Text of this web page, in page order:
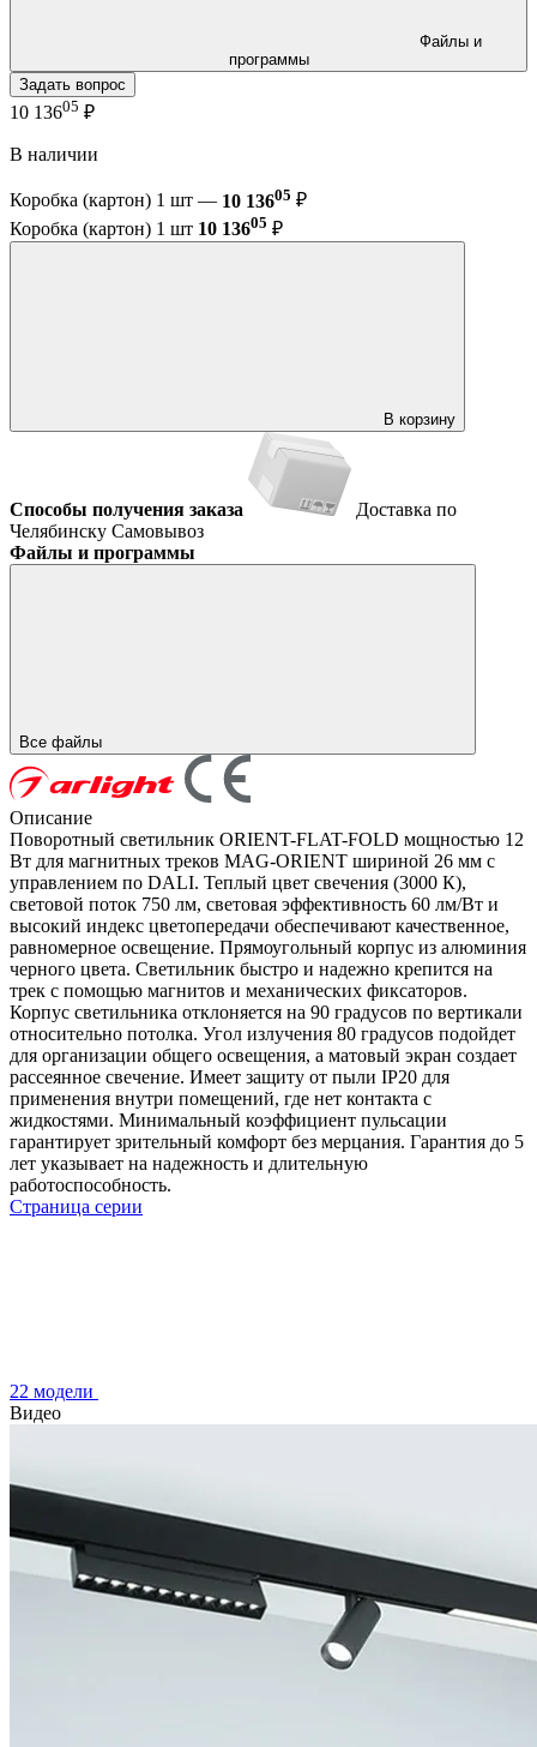
программы
Задать вопрос
10 13605 ₽
В наличии
Коробка (картон) 1 шт — 10 13605 ₽
Коробка (картон) 1 шт 10 13605 ₽
В корзину
Способы получения заказа
Доставка по
Челябинску Самовывоз
Файлы и программы
Все файлы
Описание
Поворотный светильник ORIENT-FLAT-FOLD мощностью 12
Вт для магнитных треков MAG-ORIENT шириной 26 мм с
управлением по DALI. Теплый цвет свечения (3000 К),
световой поток 750 лм, световая эффективность 60 лм/Вт и
высокий индекс цветопередачи обеспечивают качественное,
равномерное освещение. Прямоугольный корпус из алюминия
черного цвета. Светильник быстро и надежно крепится на
трек с помощью магнитов и механических фиксаторов.
Корпус светильника отклоняется на 90 градусов по вертикали
относительно потолка. Угол излучения 80 градусов подойдет
для организации общего освещения, а матовый экран создает
рассеянное свечение. Имеет защиту от пыли IP20 для
применения внутри помещений, где нет контакта с
жидкостями. Минимальный коэффициент пульсации
гарантирует зрительный комфорт без мерцания. Гарантия до 5
лет указывает на надежность и длительную
работоспособность.
Страница серии
22 модели
Видео